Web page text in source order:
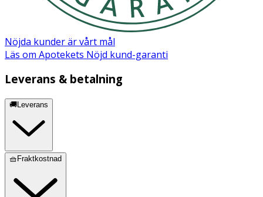
Nöjda kunder är vårt mål
Läs om Apotekets Nöjd kund-garanti
Leverans & betalning
🚚Leverans
🧺Fraktkostnad